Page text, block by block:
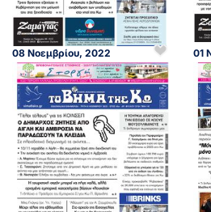
08 Νοεμβρίου, 2022 01